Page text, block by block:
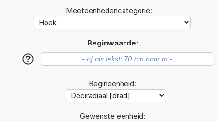
Meeteenhedencategorie:
Beginwaarde:
?
Begineenheid:
Gewenste eenheid: